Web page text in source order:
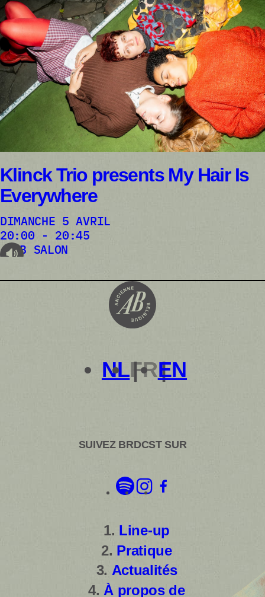
Klinck Trio presents My Hair Is
Everywhere
DIMANCHE 5 AVRIL
20:00 - 20:45
AB SALON
NLFREN
SUIVEZ BRDCST SUR
Line-up
Pratique
Actualités
À propos de